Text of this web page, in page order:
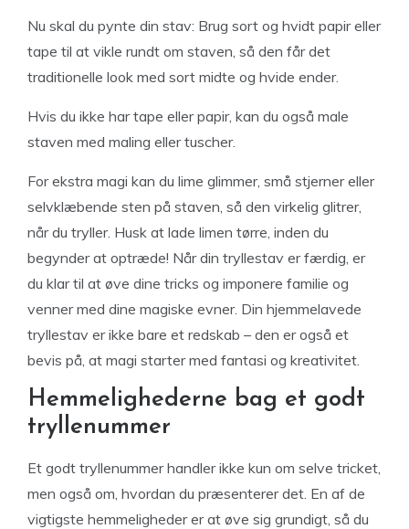
Nu skal du pynte din stav: Brug sort og hvidt papir eller
tape til at vikle rundt om staven, så den får det
traditionelle look med sort midte og hvide ender.
Hvis du ikke har tape eller papir, kan du også male
staven med maling eller tuscher.
For ekstra magi kan du lime glimmer, små stjerner eller
selvklæbende sten på staven, så den virkelig glitrer,
når du tryller. Husk at lade limen tørre, inden du
begynder at optræde! Når din tryllestav er færdig, er
du klar til at øve dine tricks og imponere familie og
venner med dine magiske evner. Din hjemmelavede
tryllestav er ikke bare et redskab – den er også et
bevis på, at magi starter med fantasi og kreativitet.
Hemmelighederne bag et godt
tryllenummer
Et godt tryllenummer handler ikke kun om selve tricket,
men også om, hvordan du præsenterer det. En af de
vigtigste hemmeligheder er at øve sig grundigt, så du